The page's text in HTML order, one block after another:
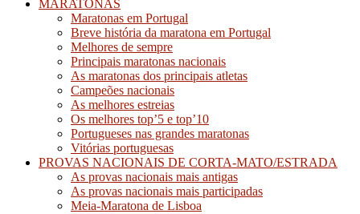
MARATONAS
Maratonas em Portugal
Breve história da maratona em Portugal
Melhores de sempre
Principais maratonas nacionais
As maratonas dos principais atletas
Campeões nacionais
As melhores estreias
Os melhores top’5 e top’10
Portugueses nas grandes maratonas
Vitórias portuguesas
PROVAS NACIONAIS DE CORTA-MATO/ESTRADA
As provas nacionais mais antigas
As provas nacionais mais participadas
Meia-Maratona de Lisboa